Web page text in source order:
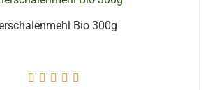
Bio 300g